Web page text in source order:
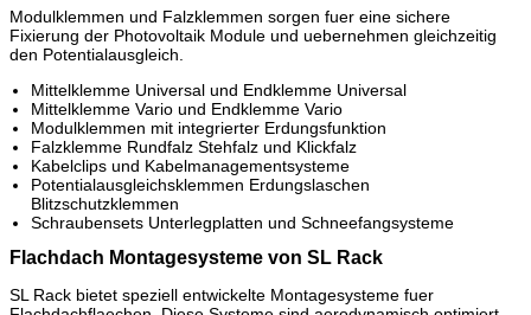
Modulklemmen und Falzklemmen sorgen fuer eine sichere
Fixierung der Photovoltaik Module und uebernehmen gleichzeitig
den Potentialausgleich.
Mittelklemme Universal und Endklemme Universal
Mittelklemme Vario und Endklemme Vario
Modulklemmen mit integrierter Erdungsfunktion
Falzklemme Rundfalz Stehfalz und Klickfalz
Kabelclips und Kabelmanagementsysteme
Potentialausgleichsklemmen Erdungslaschen
Blitzschutzklemmen
Schraubensets Unterlegplatten und Schneefangsysteme
Flachdach Montagesysteme von SL Rack
SL Rack bietet speziell entwickelte Montagesysteme fuer